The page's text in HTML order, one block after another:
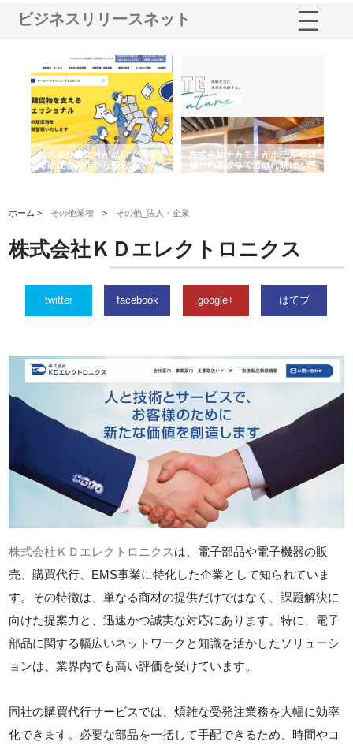
ビジネスリリースネット
株式会社耕文社が品川で実現す
る販促物製作から配送までワン
ストップ対応
株式会社ナカモトがホテルや店
舗の内装改修で選ばれ続ける理
由
ホーム > その他業種 > その他_法人・企業
株式会社ＫＤエレクトロニクス
twitter facebook google+ はてブ
株式会社ＫＤエレクトロニクス は、電子部品や電子機器の販
売、購買代行、EMS事業に特化した企業として知られていま
す。その特徴は、単なる商材の提供だけではなく、課題解決に
向けた提案力と、迅速かつ誠実な対応にあります。特に、電子
部品に関する幅広いネットワークと知識を活かしたソリューシ
ョンは、業界内でも高い評価を受けています。
同社の購買代行サービスでは、煩雑な受発注業務を大幅に効率
化できます。必要な部品を一括して手配できるため、時間やコ